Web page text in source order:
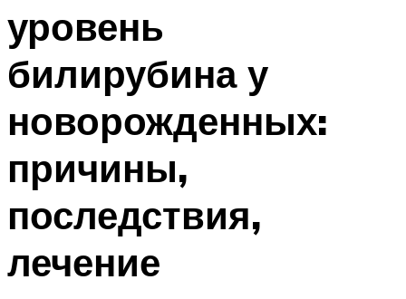
уровень
билирубина у
новорожденных:
причины,
последствия,
лечение